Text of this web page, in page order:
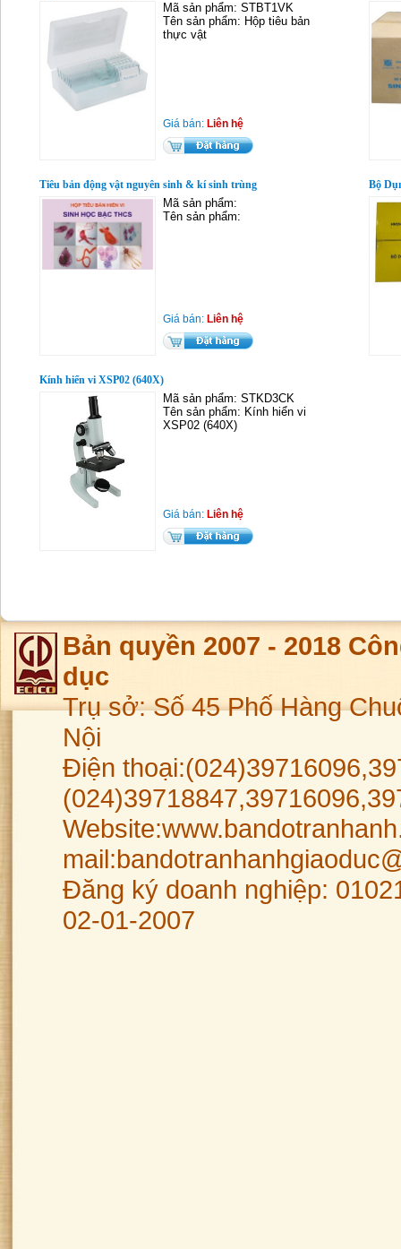
Mã sản phẩm: STBT1VK
Tên sản phẩm: Hộp tiêu bản
thực vật
Giá bán: Liên hệ
Tiêu bản động vật nguyên sinh & kí sinh trùng
Mã sản phẩm:
Tên sản phẩm:
Giá bán: Liên hệ
Bộ
Kính hiển vi XSP02 (640X)
Mã sản phẩm: STKD3CK
Tên sản phẩm: Kính hiển vi
XSP02 (640X)
Giá bán: Liên hệ
Bản quyền 2007 - 2018
dục
Trụ sở: Số 45 Phố Hàng
Nội
Điện
Đăng ký doanh nghiệp:
02-01-2007